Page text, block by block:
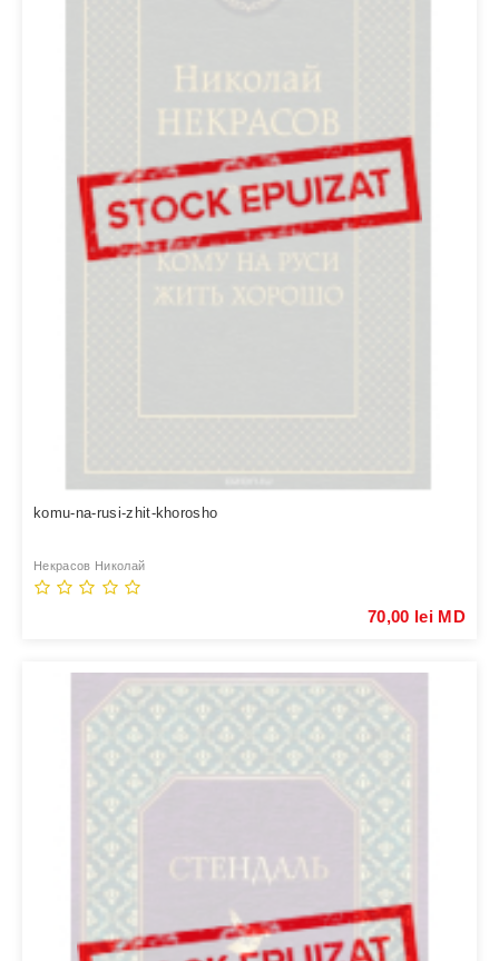
komu-na-rusi-zhit-khorosho
Некрасов Николай
70,00 lei MD